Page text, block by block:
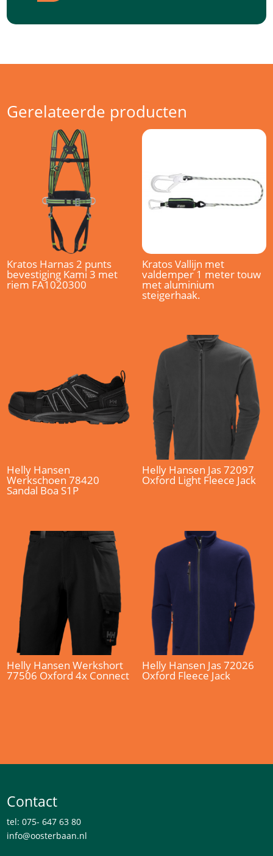
Gerelateerde producten
Kratos Harnas 2 punts
bevestiging Kami 3 met
riem FA1020300
Kratos Vallijn met
valdemper 1 meter touw
met aluminium
steigerhaak.
Helly Hansen
Werkschoen 78420
Sandal Boa S1P
Helly Hansen Jas 72097
Oxford Light Fleece Jack
Helly Hansen Werkshort
77506 Oxford 4x Connect
Helly Hansen Jas 72026
Oxford Fleece Jack
Contact
tel: 075- 647 63 80
info@oosterbaan.nl